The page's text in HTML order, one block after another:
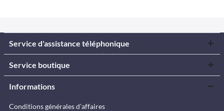
Service d'assistance téléphonique
Service boutique
Informations
Conditions générales d'affaires